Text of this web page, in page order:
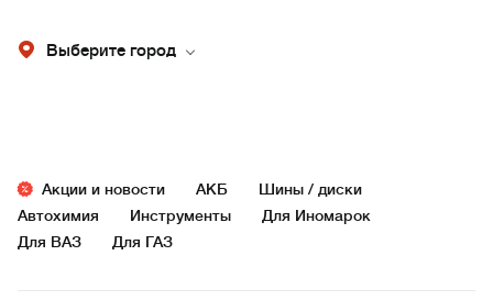
Выберите город
Акции и новости АКБ
Шины / диски
Автохимия
Инструменты
Для Иномарок
Для ВАЗ
Для ГАЗ